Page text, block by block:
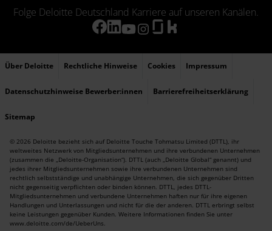
Folge Deloitte Deutschland Karriere auf unseren Kanälen.
Über Deloitte Rechtliche Hinweise Cookies Impressum
Datenschutzhinweise Bewerber:innen Barrierefreiheitserklärung
Sitemap
© 2026 Deloitte bezieht sich auf Deloitte Touche Tohmatsu Limited (DTTL), ihr
weltweites Netzwerk von Mitgliedsunternehmen und ihre verbundenen Unternehmen
(zusammen die „Deloitte-Organisation“). DTTL (auch „Deloitte Global“ genannt) und
jedes ihrer Mitgliedsunternehmen sowie ihre verbundenen Unternehmen sind
rechtlich selbstständige und unabhängige Unternehmen, die sich gegenüber Dritten
nicht gegenseitig verpflichten oder binden können. DTTL, jedes DTTL-
Mitgliedsunternehmen und verbundene Unternehmen haften nur für ihre eigenen
Handlungen und Unterlassungen und nicht für die der anderen. DTTL erbringt selbst
keine Leistungen gegenüber Kunden. Weitere Informationen finden Sie unter
www.deloitte.com/de/UeberUns.